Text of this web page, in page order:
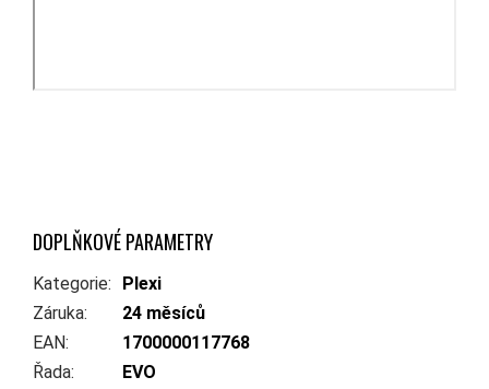
DOPLŇKOVÉ PARAMETRY
Kategorie:
Plexi
Záruka:
24 měsíců
EAN:
1700000117768
Řada: EVO